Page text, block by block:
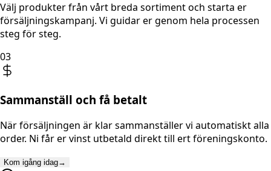
Välj produkter från vårt breda sortiment och starta er
försäljningskampanj. Vi guidar er genom hela processen
steg för steg.
03
Sammanställ och få betalt
När försäljningen är klar sammanställer vi automatiskt alla
order. Ni får er vinst utbetald direkt till ert föreningskonto.
Kom igång idag→